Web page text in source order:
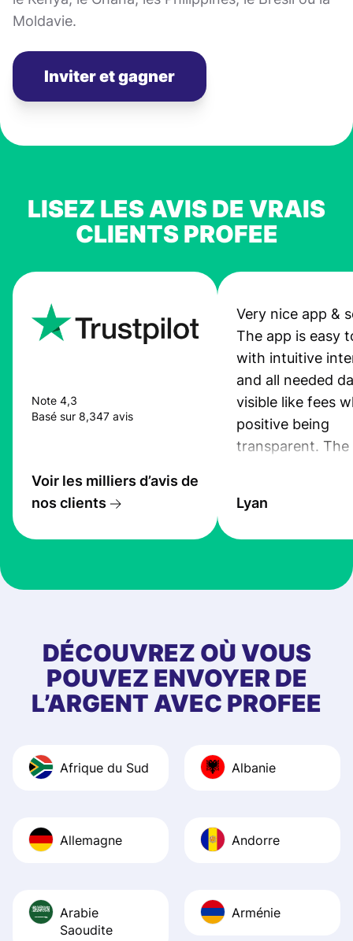
Moldavie.
Inviter et gagner
LISEZ LES AVIS DE VRAIS
CLIENTS PROFEE
Note 4,3
Basé sur 8,347 avis
Voir les milliers d’avis de
nos clients
Very nice app &
The app is easy
with intuitive
and all needed
visible like fees
positive being
transparent. The
the exchange
at Profee is very
first started
app, and they
quick to provide
and helpful
Recommend it!
Lyan
DÉCOUVREZ OÙ VOUS
POUVEZ ENVOYER DE
L’ARGENT AVEC PROFEE
Afrique du Sud Albanie
Allemagne Andorre
Arabie
Saoudite
Arménie